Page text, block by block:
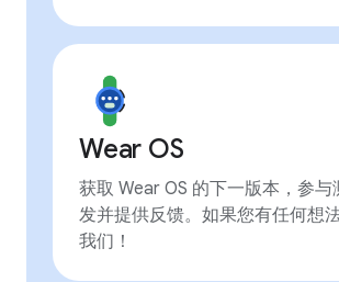
Wear OS
获取 Wear OS 的下一版本，参与
发并提供反馈。如果您有任何想
我们！